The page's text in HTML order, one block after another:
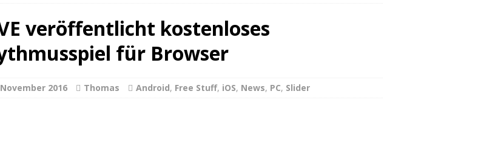
veröffentlicht kostenloses
für Browser
2016 Thomas Android, Free Stuff, iOS, News, PC, Slider